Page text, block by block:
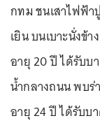
กทม ชนเสาไฟฟ้
เยิน บนเบาะนั่งข้
อายุ 20 ปี ได้รับบ
น้ำกลางถนน พบ
อายุ 24 ปี ได้รับบ